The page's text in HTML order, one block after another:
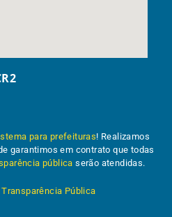
para prefeituras! Realizamos
garantimos em contrato que todas
pública serão atendidas.
Transparência Pública